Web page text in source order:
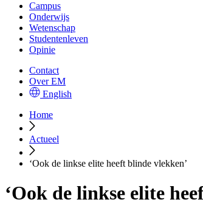
Campus
Onderwijs
Wetenschap
Studentenleven
Opinie
Contact
Over EM
English
Home
Actueel
‘Ook de linkse elite heeft blinde vlekken’
‘Ook de linkse elite